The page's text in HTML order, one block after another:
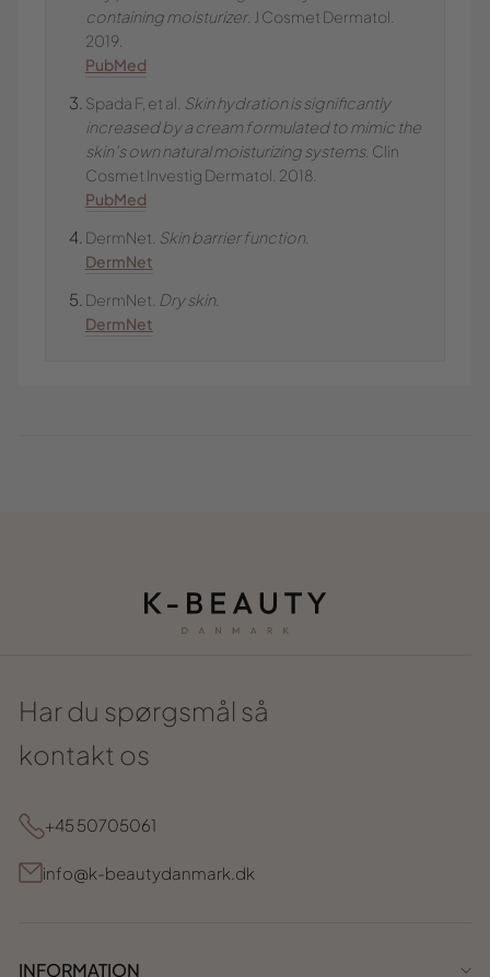
containing moisturizer. J Cosmet Dermatol.
2019.
PubMed
Spada F, et al. Skin hydration is significantly
increased by a cream formulated to mimic the
skin’s own natural moisturizing systems. Clin
Cosmet Investig Dermatol. 2018.
PubMed
DermNet. Skin barrier function.
DermNet
DermNet. Dry skin.
DermNet
Har du spørgsmål så
kontakt os
+45 50705061
info@k-beautydanmark.dk
INFORMATION